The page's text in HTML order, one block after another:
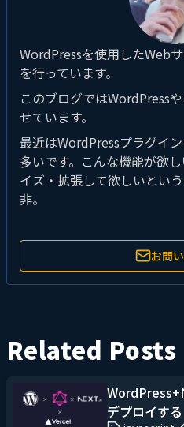
WordPressを使用したWeb
を行っています。
このブログではWordPress
せています。
最近はWordPressプラグイ
多いです。こんな機能が欲
イズ・拡張して欲しいとい
非。
お問
Related Posts
デプロイする